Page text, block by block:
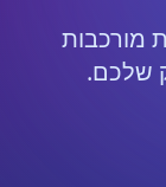
מורכבות
שלכם.